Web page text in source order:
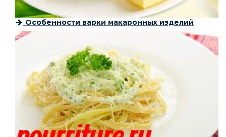
Особенности варки макаронных изделий